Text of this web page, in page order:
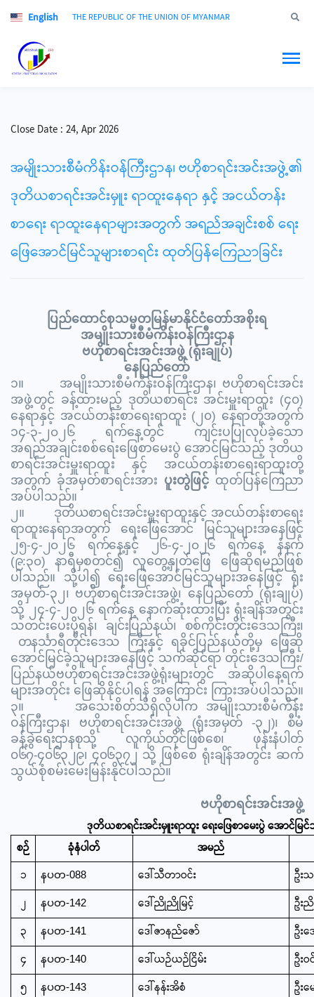
English THE REPUBLIC OF THE UNION OF MYANMAR
Close Date : 24, Apr 2026
အမျိုးသားစီမံကိန်းဝန်ကြီးဌာန၊ ဗဟိုစာရင်းအင်းအဖွဲ့၏
ဒုတိယစာရင်းအင်းမှူး ရာထူးနေရာ နှင့် အငယ်တန်း
စာရေး ရာထူးနေရာများအတွက် အရည်အချင်းစစ် ရေး
ဖြေအောင်မြင်သူများစာရင်း ထုတ်ပြန်ကြေညာခြင်း
ပြည်ထောင်စုသမ္မတမြန်မာနိုင်ငံတော်အစိုးရ
အမျိုးသားစီမံကိန်းဝန်ကြီးဌာန
ဗဟိုစာရင်းအင်းအဖွဲ့(ရုံးချုပ်)
နေပြည်တော်
၁။
အမျိုးသားစီမံကိန်းဝန်ကြီးဌာန၊ ဗဟိုစာရင်းအင်း
အဖွဲ့တွင် ခန့်ထားမည့် ဒုတိယစာရင်း အင်းမှူးရာထူး (၄၀)
နေရာနှင့် အငယ်တန်းစာရေးရာထူး (၂၀) နေရာတို့အတွက်
၁၄-၃- ၂၀၂၆ ရက်နေ့တွင် ကျင်းပပြုလုပ်ခဲ့သော
အရည်အချင်းစစ်ရေးဖြေစာမေးပွဲ အောင်မြင်သည့် ဒုတိယ
စာရင်းအင်းမှူးရာထူး နှင့် အငယ်တန်းစာရေးရာထူးတို့
အတွက် ခုံအမှတ်စာရင်းအား ပူးတွဲဖြင့် ထုတ်ပြန်ကြေညာ
အပ်ပါသည်။
၂။
ဒုတိယစာရင်းအင်းမှူးရာထူးနှင့် အငယ်တန်းစာရေး
ရာထူးနေရာအတွက် ရေးဖြေအောင် မြင်သူများအနေဖြင့်
၂၅-၄-၂၀၂၆ ရက်နေ့နှင့် ၂၆-၄-၂၀၂၆ ရက်နေ့ နံနက်
(၉:၃၀) နာရီမှစတင်၍ လူတွေ့နှုတ်ဖြေ ဖြေဆိုရမည်ဖြစ်
ပါသည်။ သို့ပါ၍ ရေးဖြေအောင်မြင်သူများအနေဖြင့် ရုံး
အမှတ်-၃၂၊ ဗဟိုစာရင်းအင်းအဖွဲ့၊ နေပြည်တော် (ရုံးချုပ်)
သို့ ၂၄-၄-၂၀၂၆ ရက်နေ့ နောက်ဆုံးထားပြီး ရုံးချိန်အတွင်း
သတင်းပေးပို့ရန်၊ ချင်းပြည်နယ်၊ စစ်ကိုင်းတိုင်းဒေသကြီး၊
တနင်္သာရီတိုင်းဒေသ ကြီးနှင့် ရခိုင်ပြည်နယ်တို့မှ ဖြေဆို
အောင်မြင်ခဲ့သူများအနေဖြင့် သက်ဆိုင်ရာ တိုင်းဒေသကြီး/
ပြည်နယ်ဗဟိုစာရင်းအင်းအဖွဲ့ရုံးများတွင် အဆိုပါနေ့ရက်
များအတိုင်း‌ ဖြေဆိုနိုင်ပါရန် အကြောင်း ကြားအပ်ပါသည်။
၃။
အသေးစိတ်သိရှိလိုပါက အမျိုးသားစီမံကိန်း
ဝန်ကြီးဌာန၊ ဗဟိုစာရင်းအင်းအဖွဲ့ (ရုံးအမှတ် -၃၂)၊ စီမံ
ခန့်ခွဲရေးဌာနစုသို့ လူကိုယ်တိုင်ဖြစ်စေ၊ ဖုန်းနံပါတ်
၀၆၇-၄၀၆၃၂၉၊ ၄၀၆၃၇၂ သို့ ဖြစ်စေ ရုံးချိန်အတွင်း ဆက်
သွယ်စုံစမ်းမေးမြန်းနိုင်ပါသည်။
ဗဟိုစာရင်းအင်းအဖွဲ့
ဒုတိယစာရင်းအင်းမှူးရာထူး ရေးဖြေစာမေးပွဲ အောင်မြင်
စဉ်
ခုံနံပါတ်
အမည်
၁
နပတ-088 ဒေါ်သီတာဝင်း
ဦး
၂
နပတ-142 ဒေါ်ညိုညိုမြင့်
ဦး
၃
နပတ-141 ဒေါ်ဇာနည်ဇော်
ဦး
၄
နပတ-140 ဒေါ်ယဉ်ယဉ်ငြိမ်း
ဦးဝ
၅
နပတ-143 ဒေါ်နန်းအိစံ
ဦး